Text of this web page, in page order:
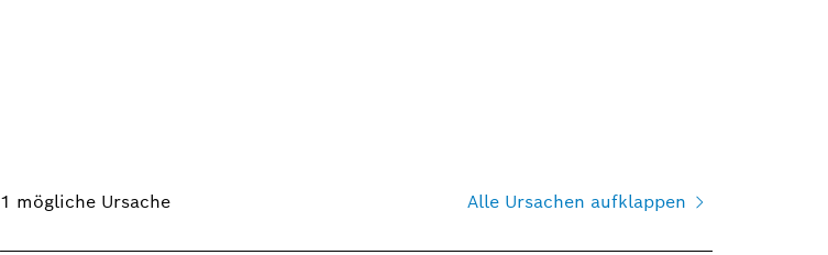
1 mögliche Ursache Alle Ursachen aufklappen